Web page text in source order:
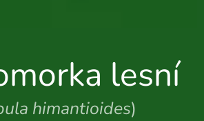
lesní
himantioides)